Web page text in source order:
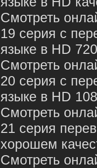
Смотреть
19 серия с
языке в HD
Смотреть
20 серия с
языке в HD
Смотреть
21 серия
хорошем
Смотреть